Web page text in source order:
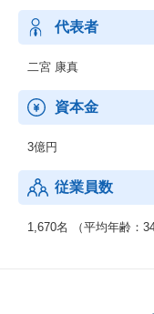
部門の専門エンジニア
・プロダクト：スト自
代表者
二宮 康真
資本金
3億円
従業員数
1,670名 （平均年齢：34